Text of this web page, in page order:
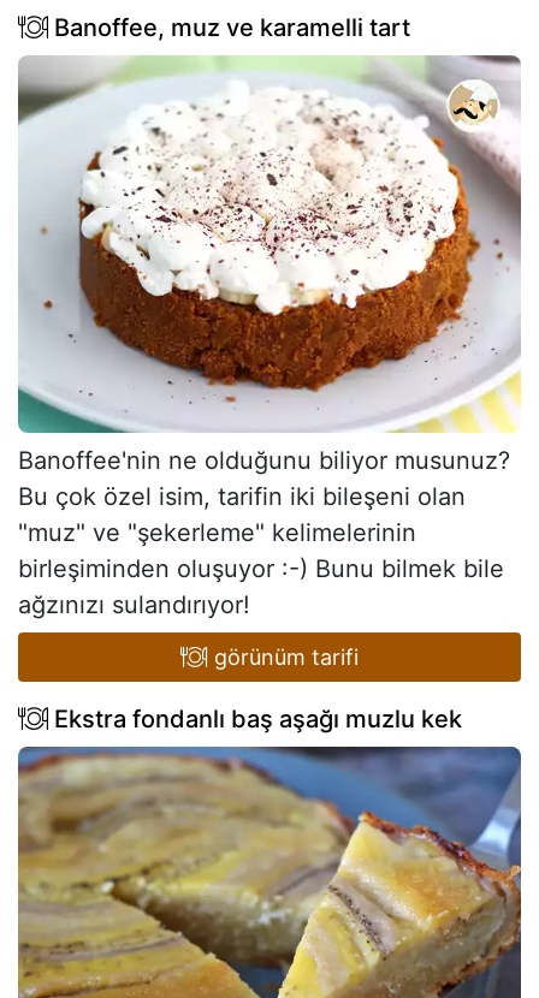
Banoffee, muz ve karamelli tart
Banoffee'nin ne olduğunu biliyor musunuz?
Bu çok özel isim, tarifin iki bileşeni olan
"muz" ve "şekerleme" kelimelerinin
birleşiminden oluşuyor :-) Bunu bilmek bile
ağzınızı sulandırıyor!
görünüm tarifi
Ekstra fondanlı baş aşağı muzlu kek